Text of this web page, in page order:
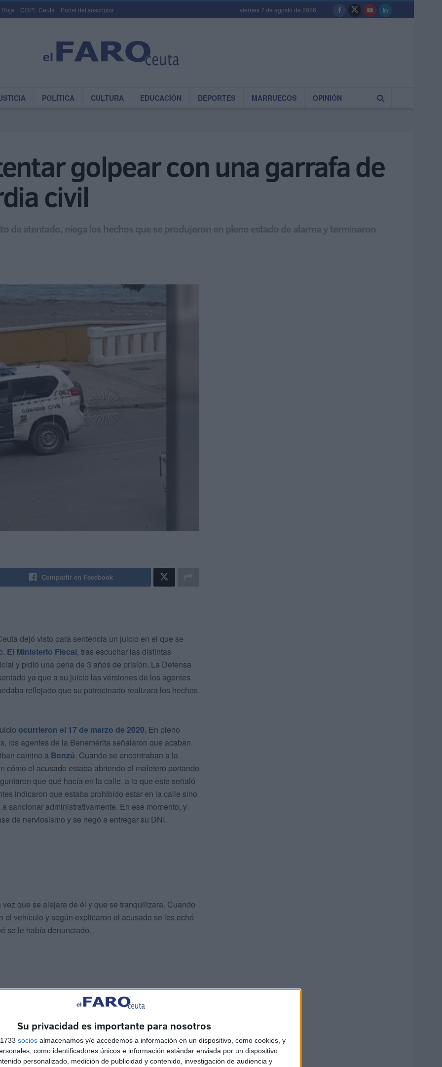
Su privacidad es importante para nosotros
socios almacenamos y/o accedemos a información en un dispositivo, como cookies, y
como identificadores únicos e información estándar enviada por un dispositivo
personalizado, medición de publicidad y contenido, investigación de audiencia y
Roja COPE Ceuta Portal del suscriptor viernes 7 de agosto de 2026
POLÍTICA CULTURA EDUCACIÓN DEPORTES MARRUECOS OPINIÓN
golpear con una garrafa de
civil
de atentado, niega los hechos que se produjeron en pleno estado de alarma y terminaron
Compartir en Facebook
dejó visto para sentencia un juicio en el que se
El Ministerio Fiscal, tras escuchar las distintas
y pidió una pena de 3 años de prisión. La Defensa
ya que a su juicio las versiones de los agentes
reflejado que su patrocinado realizara los hechos
ocurrieron el 17 de marzo de 2020. En pleno
los agentes de la Benemérita señalaron que acaban
camino a Benzú. Cuando se encontraban a la
cómo el acusado estaba abriendo el maletero portando
que qué hacía en la calle, a lo que este señaló
indicaron que estaba prohibido estar en la calle sino
sancionar administrativamente. En ese momento, y
de nerviosismo y se negó a entregar su DNI.
que se alejara de él y que se tranquilizara. Cuando
el vehículo y según explicaron el acusado se les echó
se le había denunciado.